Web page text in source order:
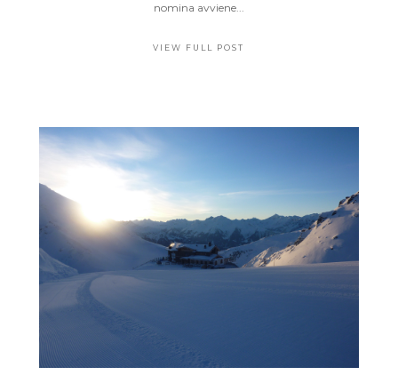
nomina avviene...
VIEW FULL POST